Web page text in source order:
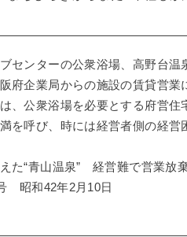
センターの公衆浴場、高野台
府企業局からの施設の賃貸営
、公衆浴場を必要とする府営
を呼び、時には経営者側の経
えた“青山温泉” 経営難で営業
昭和42年2月10日